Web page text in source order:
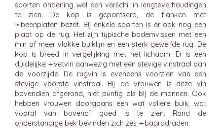
soorten onderling wel een verschil in lengteverhoudingen
te zien. De kop is gepantserd, de flanken met
➛beenplaten bezet. Bij enkele soorten is er ook nog een
plaat op de rug. Het zijn typische bodemvissen met een
min of meer vlakke buiklijn en een sterk gewelfde rug. De
kop is breed in vergelijking met het lichaam. Er is een
duidelijke ➛vetvin aanwezig met een stevige vinstraal aan
de voorzijde. De rugvin is eveneens voorzien van een
stevige voorste vinstraal. Bij de vrouwen is deze vin
bovendien afgerond, niet puntig als bij de mannen. Ook
hebben vrouwen doorgaans een wat vollere buik, wat
vooral van bovenaf goed is te zien. Rond de
onderstandige bek bevinden zich zes ➛baarddraden.